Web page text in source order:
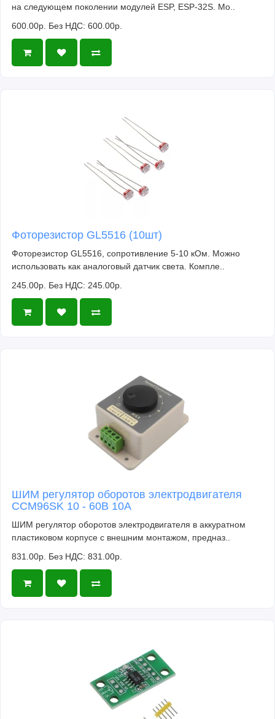
на следующем поколении модулей ESP, ESP-32S. Мо..
600.00р. Без НДС: 600.00р.
Фоторезистор GL5516 (10шт)
Фоторезистор GL5516, сопротивление 5-10 кОм. Можно
использовать как аналоговый датчик света. Компле..
245.00р. Без НДС: 245.00р.
ШИМ регулятор оборотов электродвигателя
CCM96SK 10 - 60В 10А
ШИМ регулятор оборотов электродвигателя в аккуратном
пластиковом корпусе с внешним монтажом, предназ..
831.00р. Без НДС: 831.00р.